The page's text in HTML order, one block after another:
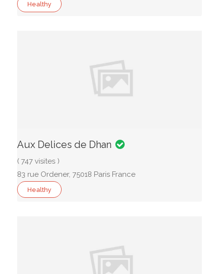
Healthy
Aux Delices de Dhan
( 747 visites )
83 rue Ordener, 75018 Paris France
Healthy